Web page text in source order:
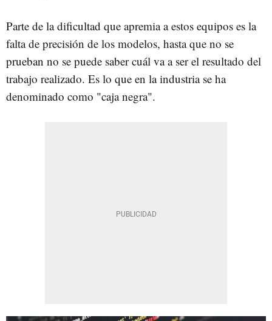
Parte de la dificultad que apremia a estos equipos es la
falta de precisión de los modelos, hasta que no se
prueban no se puede saber cuál va a ser el resultado del
trabajo realizado. Es lo que en la industria se ha
denominado como "caja negra".